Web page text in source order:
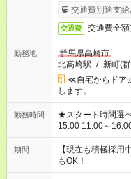
交通費別途支給
交通費 交通費全額
勤務地
群馬県高崎市
北高崎駅 / 新町(
≪自宅からドア
します。
勤務時間
★スタート時間選べます／1
15:00 11:00～16:00 12:00～
シフトもご相談ください。 ※Wワークの場
定労働時間が週
期間
【現在も積極採
もOK！